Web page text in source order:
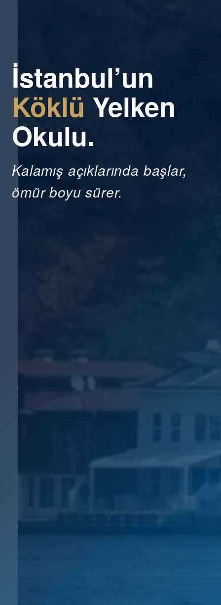
İstanbul’un
Köklü Yelken
Okulu.
Kalamış açıklarında başlar,
ömür boyu sürer.